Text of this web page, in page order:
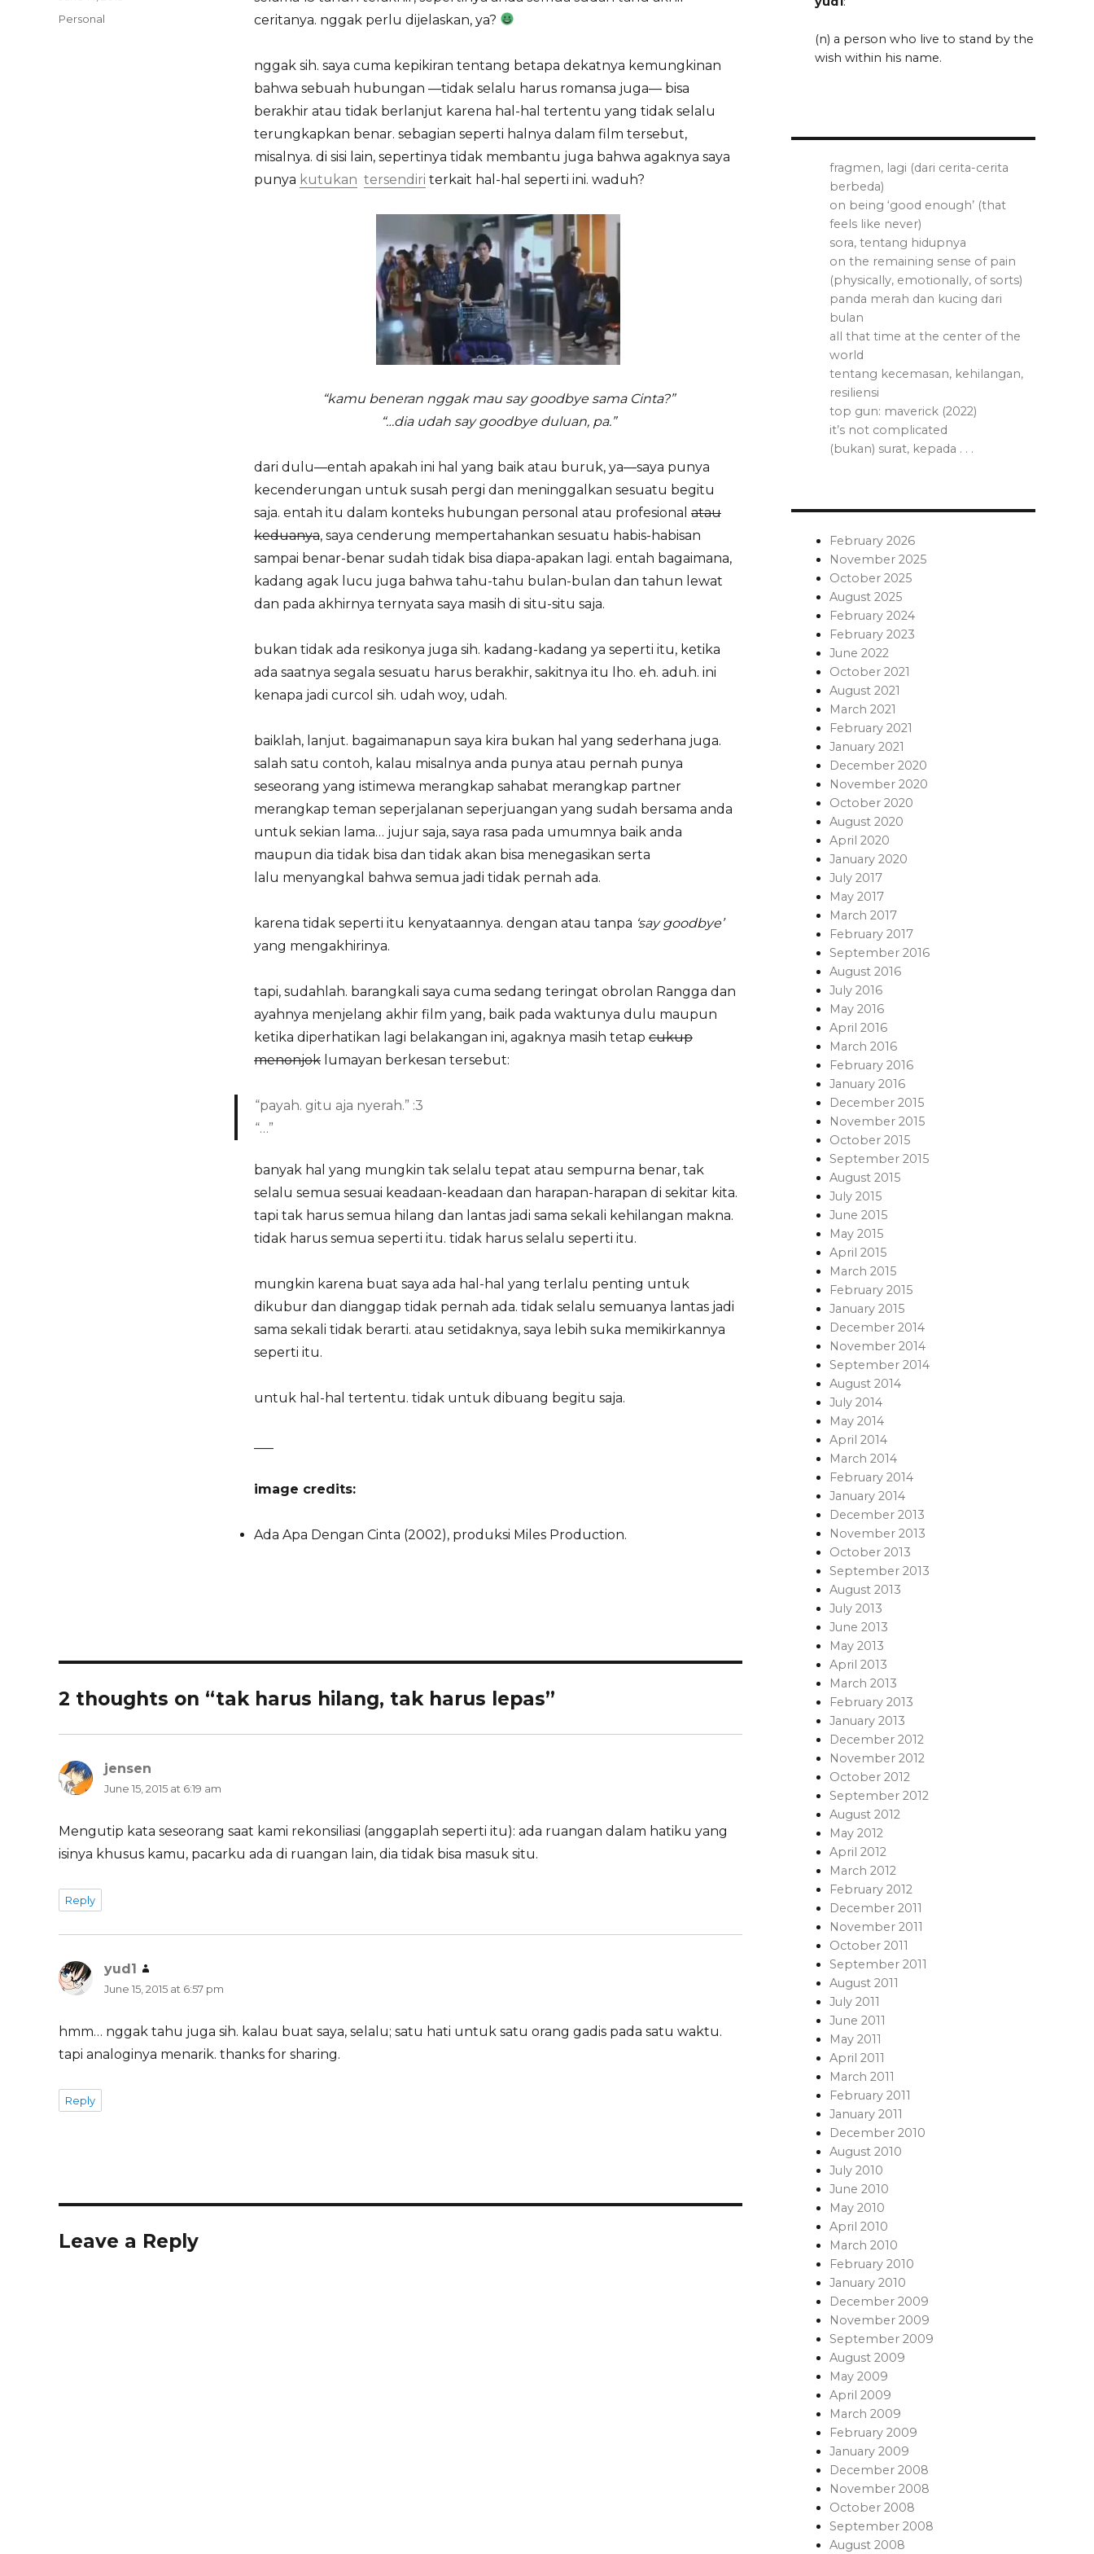
ceritanya. nggak perlu dijelaskan, ya?
nggak sih. saya cuma kepikiran tentang betapa dekatnya kemungkinan
bahwa sebuah hubungan —tidak selalu harus romansa juga— bisa
berakhir atau tidak berlanjut karena hal-hal tertentu yang tidak selalu
terungkapkan benar. sebagian seperti halnya dalam film tersebut,
misalnya. di sisi lain, sepertinya tidak membantu juga bahwa agaknya saya
punya kutukan tersendiri terkait hal-hal seperti ini. waduh?
“kamu beneran nggak mau say goodbye sama Cinta?”
“…dia udah say goodbye duluan, pa.”
dari dulu—entah apakah ini hal yang baik atau buruk, ya—saya punya
kecenderungan untuk susah pergi dan meninggalkan sesuatu begitu
saja. entah itu dalam konteks hubungan personal atau profesional atau
keduanya, saya cenderung mempertahankan sesuatu habis-habisan
sampai benar-benar sudah tidak bisa diapa-apakan lagi. entah bagaimana,
kadang agak lucu juga bahwa tahu-tahu bulan-bulan dan tahun lewat
dan pada akhirnya ternyata saya masih di situ-situ saja.
bukan tidak ada resikonya juga sih. kadang-kadang ya seperti itu, ketika
ada saatnya segala sesuatu harus berakhir, sakitnya itu lho. eh. aduh. ini
kenapa jadi curcol sih. udah woy, udah.
baiklah, lanjut. bagaimanapun saya kira bukan hal yang sederhana juga.
salah satu contoh, kalau misalnya anda punya atau pernah punya
seseorang yang istimewa merangkap sahabat merangkap partner
merangkap teman seperjalanan seperjuangan yang sudah bersama anda
untuk sekian lama… jujur saja, saya rasa pada umumnya baik anda
maupun dia tidak bisa dan tidak akan bisa menegasikan serta
lalu menyangkal bahwa semua jadi tidak pernah ada.
karena tidak seperti itu kenyataannya. dengan atau tanpa ‘say goodbye’
yang mengakhirinya.
tapi, sudahlah. barangkali saya cuma sedang teringat obrolan Rangga dan
ayahnya menjelang akhir film yang, baik pada waktunya dulu maupun
ketika diperhatikan lagi belakangan ini, agaknya masih tetap cukup
menonjok lumayan berkesan tersebut:
“payah. gitu aja nyerah.” :3
“…”
banyak hal yang mungkin tak selalu tepat atau sempurna benar, tak
selalu semua sesuai keadaan-keadaan dan harapan-harapan di sekitar kita.
tapi tak harus semua hilang dan lantas jadi sama sekali kehilangan makna.
tidak harus semua seperti itu. tidak harus selalu seperti itu.
mungkin karena buat saya ada hal-hal yang terlalu penting untuk
dikubur dan dianggap tidak pernah ada. tidak selalu semuanya lantas jadi
sama sekali tidak berarti. atau setidaknya, saya lebih suka memikirkannya
seperti itu.
untuk hal-hal tertentu. tidak untuk dibuang begitu saja.
image credits:
Ada Apa Dengan Cinta (2002), produksi Miles Production.
Categories
Personal
2 thoughts on “tak harus hilang, tak harus lepas”
jensen
June 15, 2015 at 6:19 am
Mengutip kata seseorang saat kami rekonsiliasi (anggaplah seperti itu): ada ruangan dalam hatiku yang
isinya khusus kamu, pacarku ada di ruangan lain, dia tidak bisa masuk situ.
Reply
yud1
June 15, 2015 at 6:57 pm
hmm… nggak tahu juga sih. kalau buat saya, selalu; satu hati untuk satu orang gadis pada satu waktu.
tapi analoginya menarik. thanks for sharing.
Reply
Leave a Reply
(n) a person who live to stand by the
wish within his name.
fragmen, lagi (dari cerita-cerita
berbeda)
on being ‘good enough’ (that
feels like never)
sora, tentang hidupnya
on the remaining sense of pain
(physically, emotionally, of sorts)
panda merah dan kucing dari
bulan
all that time at the center of the
world
tentang kecemasan, kehilangan,
resiliensi
top gun: maverick (2022)
it’s not complicated
(bukan) surat, kepada . . .
February 2026
November 2025
October 2025
August 2025
February 2024
February 2023
June 2022
October 2021
August 2021
March 2021
February 2021
January 2021
December 2020
November 2020
October 2020
August 2020
April 2020
January 2020
July 2017
May 2017
March 2017
February 2017
September 2016
August 2016
July 2016
May 2016
April 2016
March 2016
February 2016
January 2016
December 2015
November 2015
October 2015
September 2015
August 2015
July 2015
June 2015
May 2015
April 2015
March 2015
February 2015
January 2015
December 2014
November 2014
September 2014
August 2014
July 2014
May 2014
April 2014
March 2014
February 2014
January 2014
December 2013
November 2013
October 2013
September 2013
August 2013
July 2013
June 2013
May 2013
April 2013
March 2013
February 2013
January 2013
December 2012
November 2012
October 2012
September 2012
August 2012
May 2012
April 2012
March 2012
February 2012
December 2011
November 2011
October 2011
September 2011
August 2011
July 2011
June 2011
May 2011
April 2011
March 2011
February 2011
January 2011
December 2010
August 2010
July 2010
June 2010
May 2010
April 2010
March 2010
February 2010
January 2010
December 2009
November 2009
September 2009
August 2009
May 2009
April 2009
March 2009
February 2009
January 2009
December 2008
November 2008
October 2008
September 2008
August 2008